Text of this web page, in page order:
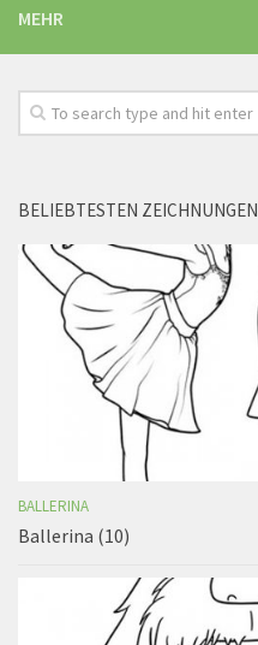
MEHR
BELIEBTESTEN ZEICHNUNGEN
BALLERINA
Ballerina (10)